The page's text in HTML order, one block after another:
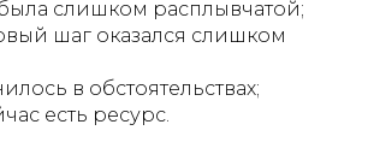
слишком расплывчатой;
шаг оказался слишком
в обстоятельствах;
есть ресурс.